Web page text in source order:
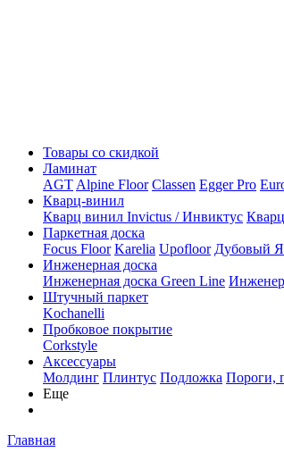
Товары со скидкой
Ламинат
AGT Alpine Floor Classen Egger Pro
Кварц-винил
Кварц винил Invictus / Инвиктус
Паркетная доска
Focus Floor Karelia Upofloor Дубовый
Инженерная доска
Инженерная доска Green Line
Штучный паркет
Kochanelli
Пробковое покрытие
Corkstyle
Аксессуары
Молдинг Плинтус Подложка Пороги,
Еще
Главная